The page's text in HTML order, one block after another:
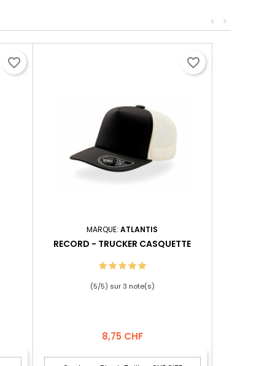
>
<
favorite_border
MARQUE:ATLANTIS
RECORD - TRUCKER CASQUETTE
(5/5) sur3 note(s)
Prix
8,75 CHF
favorite_border